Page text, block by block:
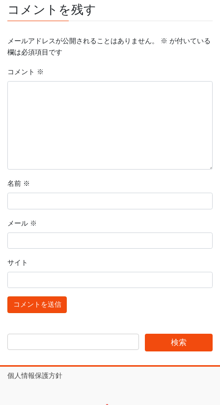
コメントを残す
メールアドレスが公開されることはありません。 ※ が付いている
欄は必須項目です
コメント ※
名前 ※
メール ※
サイト
個人情報保護方針